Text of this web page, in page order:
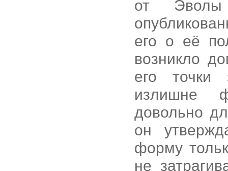
от
его о её
возникло
его точки
излишне
довольно
он
форму
не